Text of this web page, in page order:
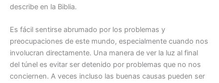
describe en la Biblia.
Es fácil sentirse abrumado por los problemas y
preocupaciones de este mundo, especialmente cuando nos
involucran directamente. Una manera de ver la luz al final
del túnel es evitar ser detenido por problemas que no nos
conciernen. A veces incluso las buenas causas pueden ser